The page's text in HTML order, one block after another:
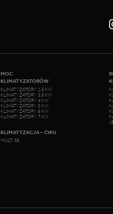
MOC
KLIMATYZATORÓW
KLIMATYZATORY 2,5 KW
KLIMATYZATORY 3,5 KW
KLIMATYZATORY 4 KW
KLIMATYZATORY 5 KW
KLIMATYZATORY 6 KW
KLIMATYZATORY 7 KW
KLIMATYZACJA – CWU
MULTI 3S